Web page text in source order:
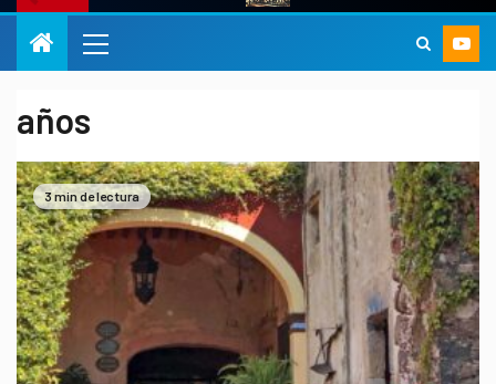
años
3 min de lectura